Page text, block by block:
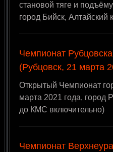
становой тяге и
город Бийск,
Чемпионат
(Рубцовск, 21 марта
Открытый Чемпионат
марта 2021 года, город
до КМС включительно)
Чемпионат